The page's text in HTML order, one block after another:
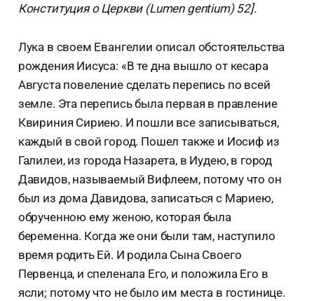
Конституция о Церкви (Lumen gentium) 52].
Лука в своем Евангелии описал обстоятельства
рождения Иисуса: «В те дна вышло от кесара
Августа повеление сделать перепись по всей
земле. Эта перепись была первая в правление
Квириния Сириею. И пошли все записываться,
каждый в свой город. Пошел также и Иосиф из
Галилеи, из города Назарета, в Иудею, в город
Давидов, называемый Вифлеем, потому что он
был из дома Давидова, записаться с Мариею,
обрученною ему женою, которая была
беременна. Когда же они были там, наступило
время родить Ей. И родила Сына Своего
Первенца, и спеленала Его, и положила Его в
ясли; потому что не было им места в гостинице.